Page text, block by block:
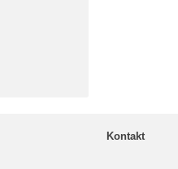
Kontakt